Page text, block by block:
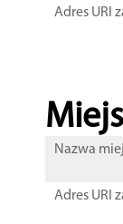
Adres URI
Nazwa
Adres URI